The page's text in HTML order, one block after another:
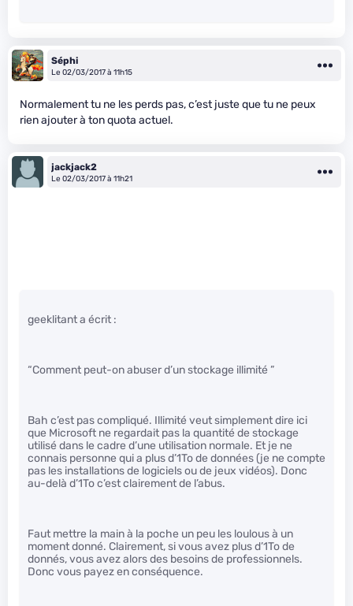
Séphi
Le 02/03/2017 à 11h15
Normalement tu ne les perds pas, c’est juste que tu ne peux
rien ajouter à ton quota actuel.
jackjack2
Le 02/03/2017 à 11h21
geeklitant a écrit :
“Comment peut-on abuser d’un stockage illimité ”
Bah c’est pas compliqué. Illimité veut simplement dire ici
que Microsoft ne regardait pas la quantité de stockage
utilisé dans le cadre d’une utilisation normale. Et je ne
connais personne qui a plus d’1To de données (je ne compte
pas les installations de logiciels ou de jeux vidéos). Donc
au-delà d’1To c’est clairement de l’abus.
Faut mettre la main à la poche un peu les loulous à un
moment donné. Clairement, si vous avez plus d’1To de
donnés, vous avez alors des besoins de professionnels.
Donc vous payez en conséquence.